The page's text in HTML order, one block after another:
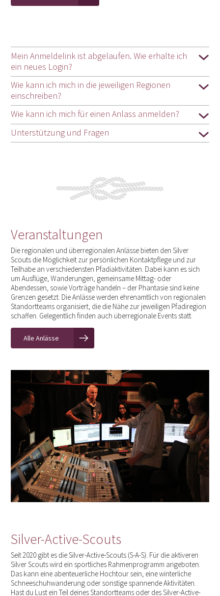
Mein Anmeldelink ist abgelaufen. Wie erhalte ich
ein neues Login?
Wie kann ich mich in die jeweiligen Regionen
einschreiben?
Wie kann ich mich für einen Anlass anmelden?
Unterstützung und Fragen
Veranstaltungen
Die regionalen und überregionalen Anlässe bieten den Silver
Scouts die Möglichkeit zur persönlichen Kontaktpflege und zur
Teilhabe an verschiedensten Pfadiaktivitäten. Dabei kann es sich
um Ausflüge, Wanderungen, gemeinsame Mittag- oder
Abendessen, sowie Vorträge handeln – der Phantasie sind keine
Grenzen gesetzt. Die Anlässe werden ehrenamtlich von regionalen
Standortteams organisiert, die die Nähe zur jeweiligen Pfadiregion
schaffen. Gelegentlich finden auch überregionale Events statt.
Alle Anlässe
Silver-Active-Scouts
Seit 2020 gibt es die Silver-Active-Scouts (S-A-S). Für die aktiveren
Silver Scouts wird ein sportliches Rahmenprogramm angeboten.
Das kann eine abenteuerliche Hochtour sein, eine winterliche
Schneeschuhwanderung oder sonstige spannende Aktivitäten.
Hast du Lust ein Teil deines Standortteams oder des Silver-Active-